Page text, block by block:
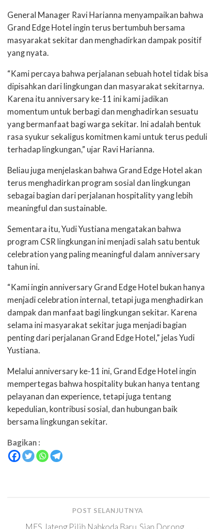
General Manager Ravi Harianna menyampaikan bahwa
Grand Edge Hotel ingin terus bertumbuh bersama
masyarakat sekitar dan menghadirkan dampak positif
yang nyata.
“Kami percaya bahwa perjalanan sebuah hotel tidak bisa
dipisahkan dari lingkungan dan masyarakat sekitarnya.
Karena itu anniversary ke-11 ini kami jadikan
momentum untuk berbagi dan menghadirkan sesuatu
yang bermanfaat bagi warga sekitar. Ini adalah bentuk
rasa syukur sekaligus komitmen kami untuk terus peduli
terhadap lingkungan,” ujar Ravi Harianna.
Beliau juga menjelaskan bahwa Grand Edge Hotel akan
terus menghadirkan program sosial dan lingkungan
sebagai bagian dari perjalanan hospitality yang lebih
meaningful dan sustainable.
Sementara itu, Yudi Yustiana mengatakan bahwa
program CSR lingkungan ini menjadi salah satu bentuk
celebration yang paling meaningful dalam anniversary
tahun ini.
“Kami ingin anniversary Grand Edge Hotel bukan hanya
menjadi celebration internal, tetapi juga menghadirkan
dampak dan manfaat bagi lingkungan sekitar. Karena
selama ini masyarakat sekitar juga menjadi bagian
penting dari perjalanan Grand Edge Hotel,” jelas Yudi
Yustiana.
Melalui anniversary ke-11 ini, Grand Edge Hotel ingin
mempertegas bahwa hospitality bukan hanya tentang
pelayanan dan experience, tetapi juga tentang
kepedulian, kontribusi sosial, dan hubungan baik
bersama lingkungan sekitar.
Bagikan :
POST SELANJUTNYA
MES Jateng Pilih Nahkoda Baru. Siap Dorong